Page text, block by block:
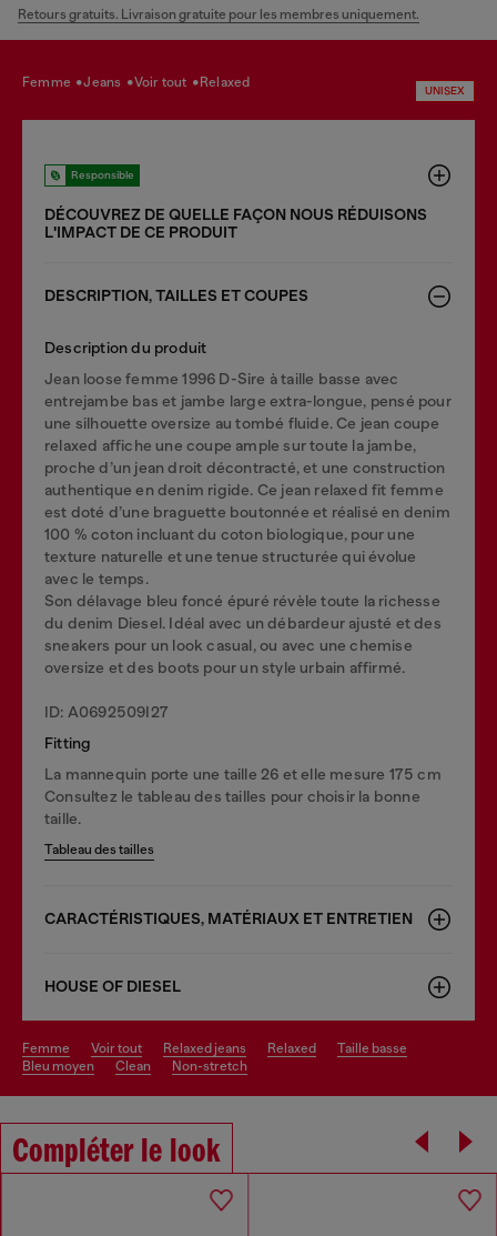
Retours gratuits. Livraison gratuite pour les membres uniquement.
femme jeans voir tout relaxed
UNISEX
Responsible
DÉCOUVREZ DE QUELLE FAÇON NOUS RÉDUISONS
LʹIMPACT DE CE PRODUIT
DESCRIPTION, TAILLES ET COUPES
Description du produit
Jean loose femme 1996 D-Sire à taille basse avec
entrejambe bas et jambe large extra-longue, pensé pour
une silhouette oversize au tombé fluide. Ce jean coupe
relaxed affiche une coupe ample sur toute la jambe,
proche d’un jean droit décontracté, et une construction
authentique en denim rigide. Ce jean relaxed fit femme
est doté d’une braguette boutonnée et réalisé en denim
100 % coton incluant du coton biologique, pour une
texture naturelle et une tenue structurée qui évolue
avec le temps.
Son délavage bleu foncé épuré révèle toute la richesse
du denim Diesel. Idéal avec un débardeur ajusté et des
sneakers pour un look casual, ou avec une chemise
oversize et des boots pour un style urbain affirmé.
ID: A0692509I27
Fitting
La mannequin porte une taille 26 et elle mesure 175 cm
Consultez le tableau des tailles pour choisir la bonne
taille.
Tableau des tailles
CARACTÉRISTIQUES, MATÉRIAUX ET ENTRETIEN
HOUSE OF DIESEL
femme voir tout relaxed jeans relaxed
taille basse
bleu moyen
clean non-stretch
Compléter le look